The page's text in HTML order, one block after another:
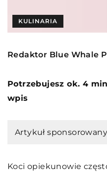
KULINARIA
Redaktor Blue Whale
Potrzebujesz ok. 4
wpis
Artykuł sponsorowany
Koci opiekunowie